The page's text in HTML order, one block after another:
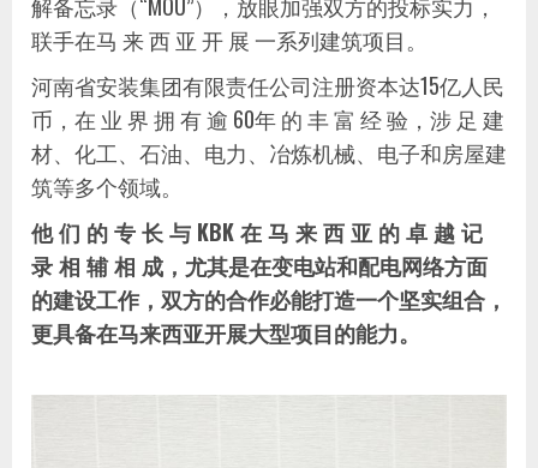
解备忘录（“MOU”），放眼加强双方的投标实力，
联手在马 来 西 亚 开 展 一系列建筑项目。
河南省安装集团有限责任公司注册资本达15亿人民
币，在 业 界 拥 有 逾 60年 的 丰 富 经 验，涉 足 建
材、化工、石油、电力、冶炼机械、电子和房屋建
筑等多个领域。
他 们 的 专 长 与 KBK 在 马 来 西 亚 的 卓 越 记
录 相 辅 相 成，尤其是在变电站和配电网络方面
的建设工作，双方的合作必能打造一个坚实组合，
更具备在马来西亚开展大型项目的能力。